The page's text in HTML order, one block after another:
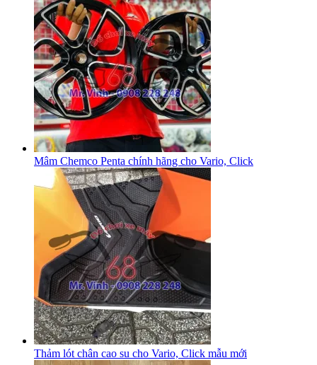
Mâm Chemco Penta chính hãng cho Vario, Click
Thảm lót chân cao su cho Vario, Click mẫu mới